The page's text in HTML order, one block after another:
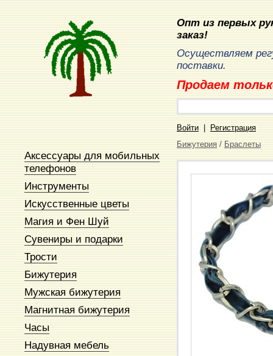
Аксессуары для мобильных
телефонов
Инструменты
Искусственные цветы
Магия и Фен Шуй
Сувениры и подарки
Трости
Бижутерия
Мужская бижутерия
Магнитная бижутерия
Часы
Надувная мебель
Опт из первых
заказ!
Осуществляем
поставки.
Продаем
Войти
Регистрация
Бижутерия / Браслеты